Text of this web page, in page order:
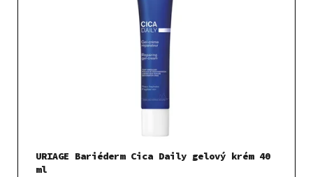
URIAGE Bariéderm Cica Daily gelový krém 40
ml